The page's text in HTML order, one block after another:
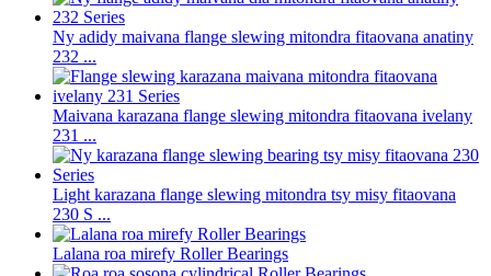
Ny adidy maivana flange slewing mitondra fitaovana anatiny
232 ...
Maivana karazana flange slewing mitondra fitaovana ivelany
231 ...
Light karazana flange slewing mitondra tsy misy fitaovana
230 S ...
Lalana roa mirefy Roller Bearings